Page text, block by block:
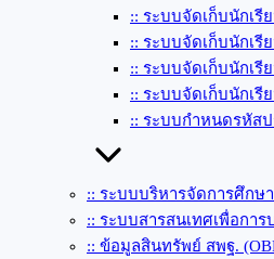
:: ระบบจัดเก็บนักเรี
:: ระบบจัดเก็บนักเรี
:: ระบบจัดเก็บนักเรี
:: ระบบจัดเก็บนักเรี
:: ระบบกำหนดรหัสป
:: ระบบบริหารจัดการศึกษา
:: ระบบสารสนเทศเพื่อการ
:: ข้อมูลสินทรัพย์ สพฐ.